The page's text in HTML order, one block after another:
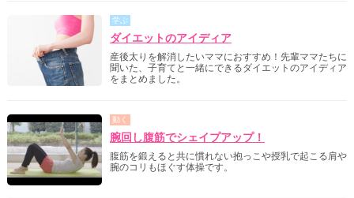
学ぶ
ダイエットのアイディア
産後太りを解消したいママにおすすめ！先輩ママたちに
聞いた、子育てと一緒にできるダイエットのアイディア
をまとめました。
動く
腕回し腹筋でシェイプアップ！
腹筋を鍛えると共に慣れない抱っこや授乳で起こる肩や
腕のコリもほぐす体操です。